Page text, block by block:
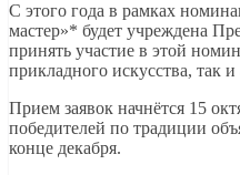
С этого года в рамках
мастер»* будет учреждена
принять участие в этой
прикладного искусства, так и
Прием заявок начнётся 15
победителей по традиции
конце декабря.